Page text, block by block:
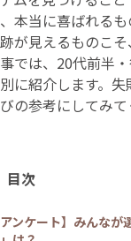
本当に喜ばれる
が見えるものこ
では、20代前半
に紹介します。
の参考にしてみて
目次
アンケート】みんな